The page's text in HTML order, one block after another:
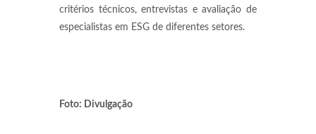
critérios técnicos, entrevistas e avaliação de
especialistas em ESG de diferentes setores.
Foto: Divulgação